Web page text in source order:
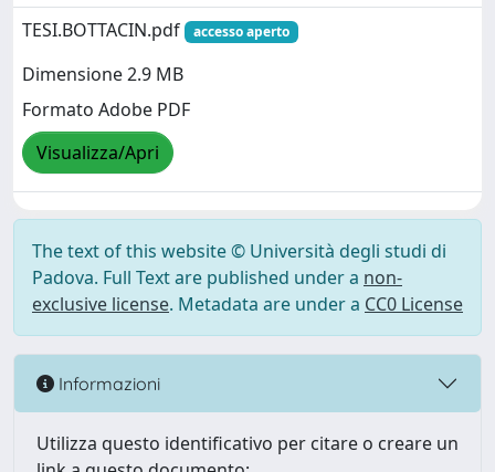
TESI.BOTTACIN.pdf
accesso aperto
Dimensione 2.9 MB
Formato Adobe PDF
Visualizza/Apri
The text of this website © Università degli studi di
Padova. Full Text are published under a non-
exclusive license. Metadata are under a CC0 License
Informazioni
Utilizza questo identificativo per citare o creare un